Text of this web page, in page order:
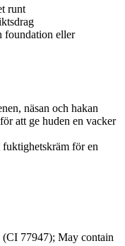
runt
foundation eller
näsan och hakan
att ge huden en vacker
för en
77947); May contain